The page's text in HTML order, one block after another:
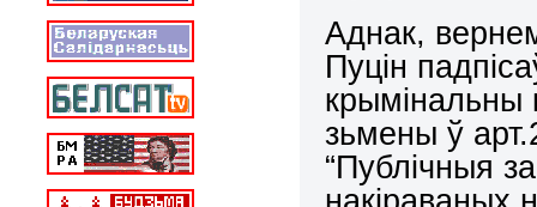
Аднак,
Пуцін
крымінальны
зьмены ў
“Публічныя